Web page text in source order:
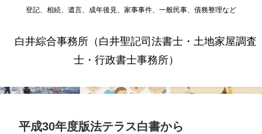
登記、相続、遺言、成年後見、家事事件、一般民事、債務整理など
白井綜合事務所（白井聖記司法書士・土地家屋調査
士・行政書士事務所）
平成30年度版法テラス白書から